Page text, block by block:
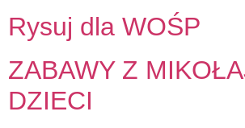
Rysuj dla WOŚP
ZABAWY Z
DZIECI